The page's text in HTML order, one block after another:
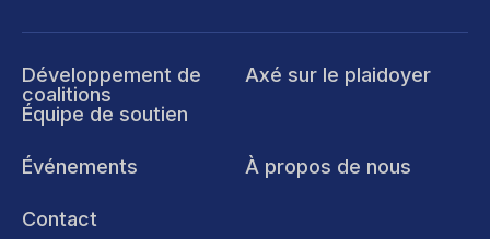
Développement de
coalitions
Équipe de soutien
Axé sur le plaidoyer
Événements À propos de nous
Contact